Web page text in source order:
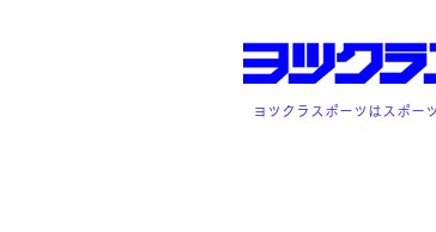
ヨツクラスポーツはスポー